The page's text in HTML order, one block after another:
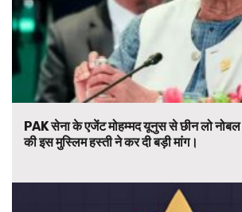
PAK सेना के एजेंट मोहम्मद यूनुस से छीन लो नोबल
की इस मुस्लिम हस्ती ने कर दी बड़ी मांग।